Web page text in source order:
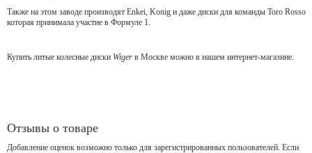
Также на этом заводе производят Enkei, Konig и даже диски для команды Toro Rosso
которая принимала участие в Формуле 1.
Купить литые колесные диски Wiger в Москве можно в нашем интернет-магазине.
Отзывы о товаре
Добавление оценок возможно только для зарегистрированных пользователей. Если